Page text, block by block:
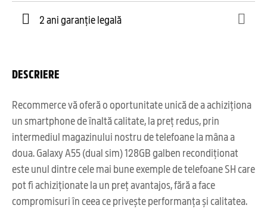
2 ani garanție legală
DESCRIERE
Recommerce vă oferă o oportunitate unică de a achiziționa
un smartphone de înaltă calitate, la preț redus, prin
intermediul magazinului nostru de telefoane la mâna a
doua. Galaxy A55 (dual sim) 128GB galben recondiționat
este unul dintre cele mai bune exemple de telefoane SH care
pot fi achiziționate la un preț avantajos, fără a face
compromisuri în ceea ce privește performanța și calitatea.